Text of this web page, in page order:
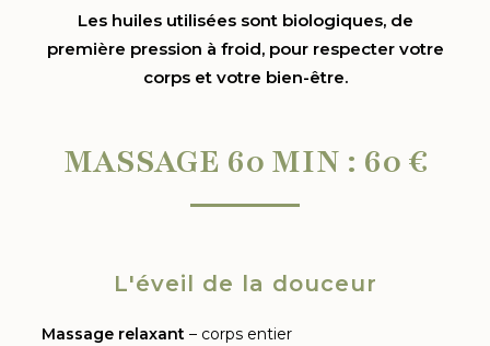
Les huiles utilisées sont biologiques, de
première pression à froid, pour respecter votre
corps et votre bien-être.
MASSAGE 60 MIN : 60 €
L'éveil de la douceur
Massage relaxant – corps entier